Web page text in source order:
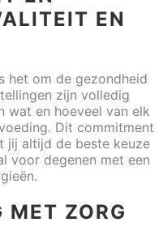
EN
het om de gezondheid
zijn volledig
wat en hoeveel van elk
Dit commitment
jij altijd de beste keuze
voor degenen met een
MET ZORG